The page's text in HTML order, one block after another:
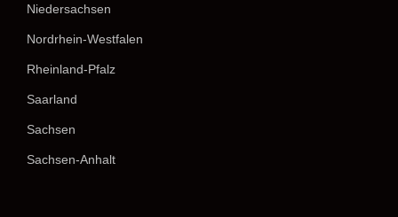
Niedersachsen
Nordrhein-Westfalen
Rheinland-Pfalz
Saarland
Sachsen
Sachsen-Anhalt